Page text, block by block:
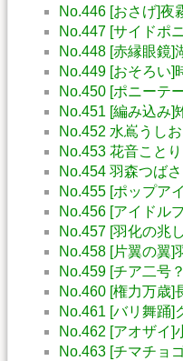
No.446 [おさげ]夜
No.447 [サイドポ
No.448 [赤縁眼鏡]
No.449 [おそろい]
No.450 [ポニーテ
No.451 [編み込み]
No.452 水嶌うしお
No.453 花音ことり
No.454 羽森つばさ
No.455 [ポップア
No.456 [アイドル
No.457 [羽化の兆
No.458 [片翼の翼]
No.459 [チア二号
No.460 [権力万歳]
No.461 [バリ舞踊]
No.462 [アオザイ]
No.463 [チマチョ